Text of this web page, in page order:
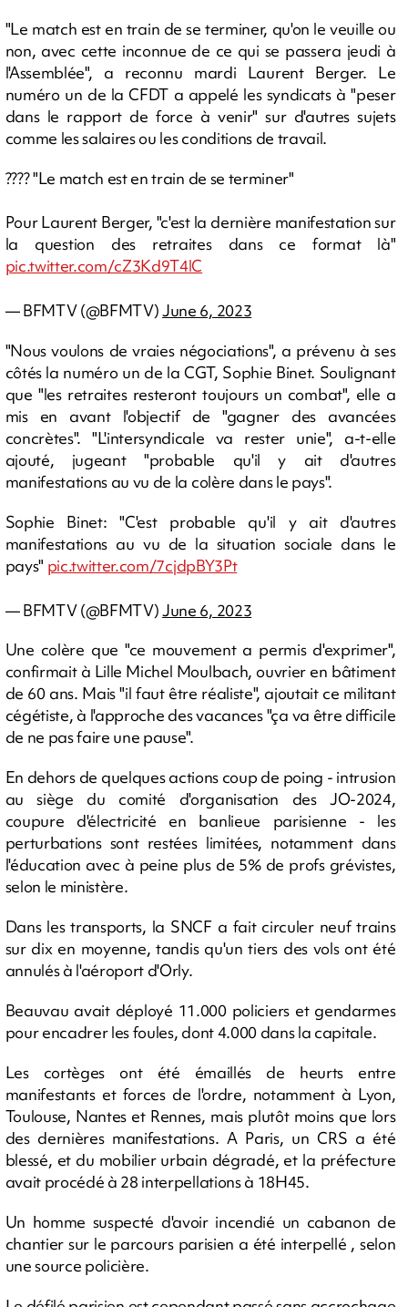
"Le match est en train de se terminer, qu'on le veuille ou
non, avec cette inconnue de ce qui se passera jeudi à
l'Assemblée", a reconnu mardi Laurent Berger. Le
numéro un de la CFDT a appelé les syndicats à "peser
dans le rapport de force à venir" sur d'autres sujets
comme les salaires ou les conditions de travail.
???? "Le match est en train de se terminer"
Pour Laurent Berger, "c'est la dernière manifestation sur
la question des retraites dans ce format là"
pic.twitter.com/cZ3Kd9T4lC
— BFMTV (@BFMTV)June 6, 2023
"Nous voulons de vraies négociations", a prévenu à ses
côtés la numéro un de la CGT, Sophie Binet. Soulignant
que "les retraites resteront toujours un combat", elle a
mis en avant l'objectif de "gagner des avancées
concrètes". "L'intersyndicale va rester unie", a-t-elle
ajouté, jugeant "probable qu'il y ait d'autres
manifestations au vu de la colère dans le pays".
Sophie Binet: "C'est probable qu'il y ait d'autres
manifestations au vu de la situation sociale dans le
pays" pic.twitter.com/7cjdpBY3Pt
— BFMTV (@BFMTV)June 6, 2023
Une colère que "ce mouvement a permis d'exprimer",
confirmait à Lille Michel Moulbach, ouvrier en bâtiment
de 60 ans. Mais "il faut être réaliste", ajoutait ce militant
cégétiste, à l'approche des vacances "ça va être difficile
de ne pas faire une pause".
En dehors de quelques actions coup de poing - intrusion
au siège du comité d'organisation des JO-2024,
coupure d'électricité en banlieue parisienne - les
perturbations sont restées limitées, notamment dans
l'éducation avec à peine plus de 5% de profs grévistes,
selon le ministère.
Dans les transports, la SNCF a fait circuler neuf trains
sur dix en moyenne, tandis qu'un tiers des vols ont été
annulés à l'aéroport d'Orly.
Beauvau avait déployé 11.000 policiers et gendarmes
pour encadrer les foules, dont 4.000 dans la capitale.
Les cortèges ont été émaillés de heurts entre
manifestants et forces de l'ordre, notamment à Lyon,
Toulouse, Nantes et Rennes, mais plutôt moins que lors
des dernières manifestations. A Paris, un CRS a été
blessé, et du mobilier urbain dégradé, et la préfecture
avait procédé à 28 interpellations à 18H45.
Un homme suspecté d'avoir incendié un cabanon de
chantier sur le parcours parisien a été interpellé , selon
une source policière.